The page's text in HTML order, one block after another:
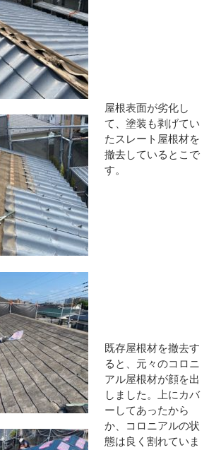
屋根表面が劣化し
て、塗装も剥げてい
たスレート屋根材を
撤去しているとこで
す。
既存屋根材を撤去す
ると、元々のコロニ
アル屋根材が顔を出
しました。上にカバ
ーしてあったから
か、コロニアルの状
態は良く割れていま